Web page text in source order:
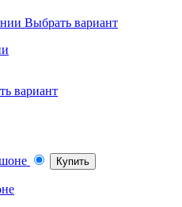
Выбрать вариант
вариант
Купить